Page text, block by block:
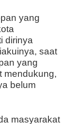
yang
dirinya
saat
yang
mendukung,
belum
masyarakat